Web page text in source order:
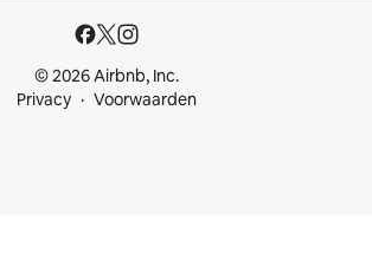
© 2026 Airbnb, Inc.
Privacy
Voorwaarden